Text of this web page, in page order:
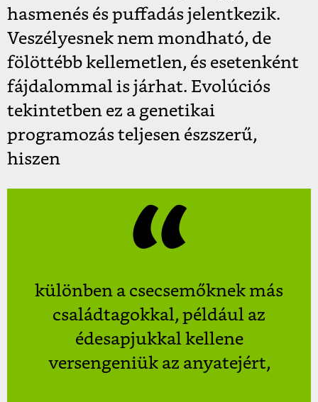
hasmenés és puffadás jelentkezik.
Veszélyesnek nem mondható, de
fölöttébb kellemetlen, és esetenként
fájdalommal is járhat. Evolúciós
tekintetben ez a genetikai
programozás teljesen észszerű,
hiszen
különben a csecsemőknek más
családtagokkal, például az
édesapjukkal kellene
versengeniük az anyatejért,